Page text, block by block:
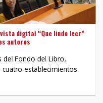
digital “Que lindo leer”
autores
del Fondo del Libro,
establecimientos